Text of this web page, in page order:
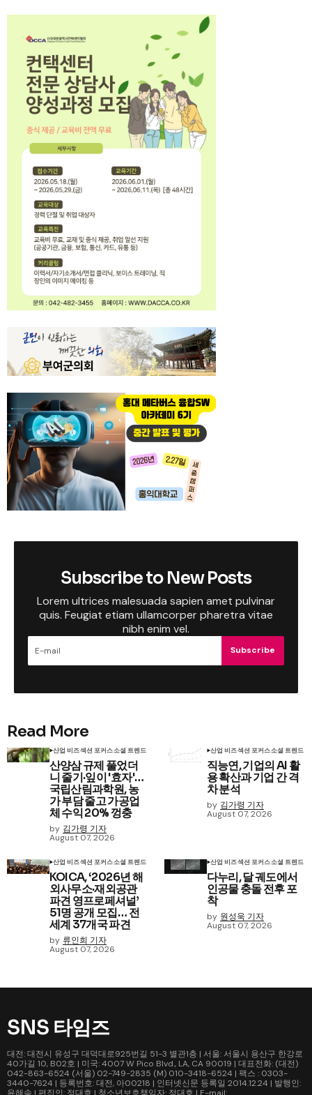
Subscribe to New Posts
Lorem ultrices malesuada sapien amet pulvinar
quis. Feugiat etiam ullamcorper pharetra vitae
nibh enim vel.
Subscribe
Read More
산업 비즈섹션 포커스소셜 트렌드
산양삼 규제 풀었더
니 줄기·잎이 '효자'…
국립산림과학원, 농
가 부담 줄고 가공업
체 수익 20% 껑충
by 김가령 기자
August 07, 2026
산업 비즈섹션 포커스소셜 트렌드
직능연, 기업의 AI 활
용 확산과 기업 간 격
차 분석
by 김가령 기자
August 07, 2026
산업 비즈섹션 포커스소셜 트렌드
KOICA, ‘2026년 해
외사무소·재외공관
파견 영프로페셔널’
51명 공개 모집… 전
세계 37개국 파견
by 류인희 기자
August 07, 2026
산업 비즈섹션 포커스소셜 트렌드
다누리, 달 궤도에서
인공물 충돌 전후 포
착
by 원성욱 기자
August 07, 2026
SNS 타임즈
대전: 대전시 유성구 대덕대로925번길 51-3 별관1층 | 서울: 서울시 용산구 한강로
40가길 10, B02호 | 미국: 4007 W Pico Blvd., LA, CA 90019 | 대표전화: (대전)
042-863-6524 (서울) 02-749-2835 (M) 010-3418-6524 | 팩스 : 0303-
3440-7624 | 등록번호: 대전, 아00218 | 인터넷신문 등록일 2014.12.24 | 발행인: